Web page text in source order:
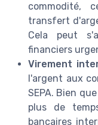
commodité,
transfert
Cela peut
financiers
Virement
l'argent aux
SEPA. Bien
plus de
bancaires